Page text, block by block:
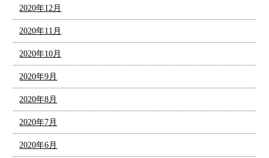
2020年12月
2020年11月
2020年10月
2020年9月
2020年8月
2020年7月
2020年6月